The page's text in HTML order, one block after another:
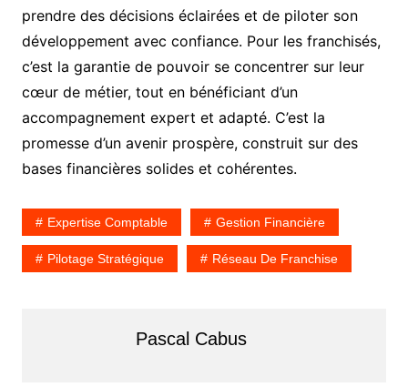
prendre des décisions éclairées et de piloter son
développement avec confiance. Pour les franchisés,
c’est la garantie de pouvoir se concentrer sur leur
cœur de métier, tout en bénéficiant d’un
accompagnement expert et adapté. C’est la
promesse d’un avenir prospère, construit sur des
bases financières solides et cohérentes.
Expertise Comptable Gestion Financière
Pilotage Stratégique Réseau De Franchise
Pascal Cabus